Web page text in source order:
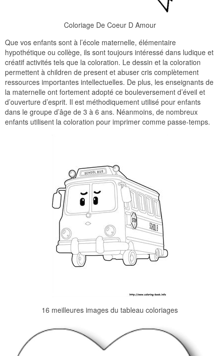
Coloriage De Coeur D Amour
Que vos enfants sont à l’école maternelle, élémentaire
hypothétique ou collège, ils sont toujours intéressé dans ludique et
créatif activités tels que la coloration. Le dessin et la coloration
permettent à children de present et abuser cris complètement
ressources importantes intellectuelles. De plus, les enseignants de
la maternelle ont fortement adopté ce bouleversement d’éveil et
d’ouverture d’esprit. Il est méthodiquement utilisé pour enfants
dans le groupe d’âge de 3 à 6 ans. Néanmoins, de nombreux
enfants utilisent la coloration pour imprimer comme passe-temps.
16 meilleures images du tableau coloriages